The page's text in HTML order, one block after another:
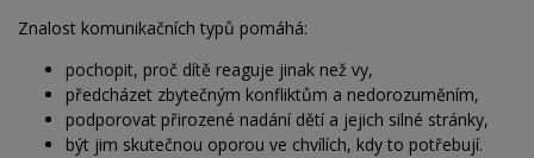
Znalost komunikačních typů pomáhá:
pochopit, proč dítě reaguje jinak než vy,
předcházet zbytečným konfliktům a nedorozuměním,
podporovat přirozené nadání dětí a jejich silné stránky,
být jim skutečnou oporou ve chvílích, kdy to potřebují.